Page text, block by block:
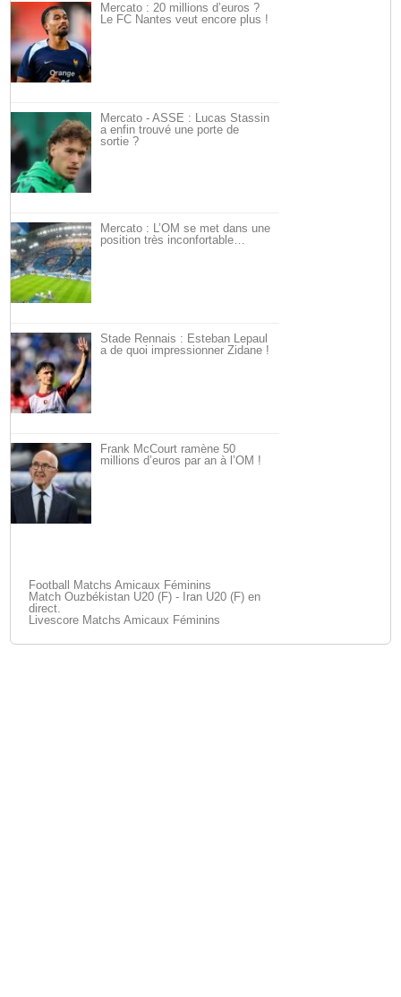
Mercato : 20 millions d’euros ?
Le FC Nantes veut encore plus !
Mercato - ASSE : Lucas Stassin
a enfin trouvé une porte de
sortie ?
Mercato : L’OM se met dans une
position très inconfortable…
Stade Rennais : Esteban Lepaul
a de quoi impressionner Zidane !
Frank McCourt ramène 50
millions d’euros par an à l’OM !
Football Matchs Amicaux Féminins
Match Ouzbékistan U20 (F) - Iran U20 (F) en
direct.
Livescore Matchs Amicaux Féminins